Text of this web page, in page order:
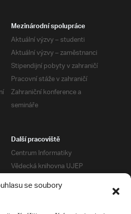
se soubory
Mezinárodní spolupráce
Aktuální výzvy – studenti
Aktuální výzvy – zaměstnanci
Stipendijní pobyty v zahraničí
Pracovní stáže v zahraničí
Zahraniční konference a
semináře
Další pracoviště
Centrum Informatiky
Vědecká knihovna UJEP
Správa kolejí a menz
Univerzitní centrum podpory